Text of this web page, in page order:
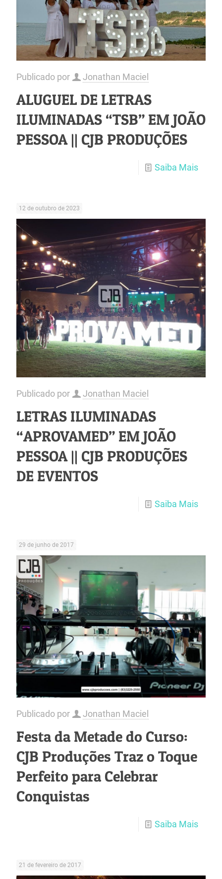
Publicado por Jonathan Maciel
ALUGUEL DE LETRAS
ILUMINADAS “TSB” EM JOÃO
PESSOA || CJB PRODUÇÕES
Saiba Mais
12 de outubro de 2023
Publicado por Jonathan Maciel
LETRAS ILUMINADAS
“APROVAMED” EM JOÃO
PESSOA || CJB PRODUÇÕES
DE EVENTOS
Saiba Mais
29 de junho de 2017
Publicado por Jonathan Maciel
Festa da Metade do Curso:
CJB Produções Traz o Toque
Perfeito para Celebrar
Conquistas
Saiba Mais
21 de fevereiro de 2017